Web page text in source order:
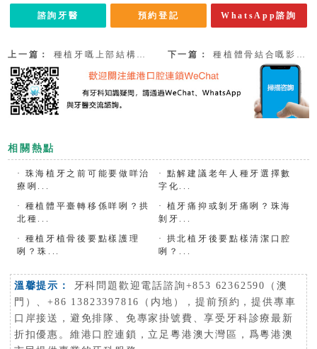
諮詢牙醫 預約登記 WhatsApp諮詢
上一篇： 種植牙嘅上部結構由咩組成咧？附拱北植牙收費2023 下一篇： 種植體骨結合嘅影響因素|珠海專業種牙牙科推薦！
相關熱點
·
珠海植牙之前可能要做咩治
療咧...
·
點解建議老年人種牙選擇數
字化...
·
種植體平臺轉移係咩咧？拱
北種...
·
植牙痛抑或剝牙痛咧？珠海
剝牙...
·
種植牙植骨後要點樣護理
咧？珠...
·
拱北植牙後要點樣清潔口腔
咧？...
溫馨提示：
牙科問題歡迎電話諮詢+853 62362590（澳
門）、+86 13823397816（内地），提前預約，提供專車
口岸接送，避免排隊、免專家掛號費、享受牙科診療最新
折扣優惠。維港口腔連鎖，立足粵港澳大灣區，爲粵港澳